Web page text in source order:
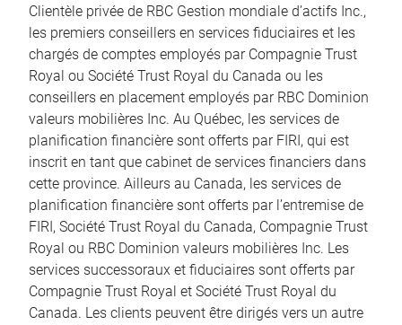
Clientèle privée de RBC Gestion mondiale d’actifs Inc.,
les premiers conseillers en services fiduciaires et les
chargés de comptes employés par Compagnie Trust
Royal ou Société Trust Royal du Canada ou les
conseillers en placement employés par RBC Dominion
valeurs mobilières Inc. Au Québec, les services de
planification financière sont offerts par FIRI, qui est
inscrit en tant que cabinet de services financiers dans
cette province. Ailleurs au Canada, les services de
planification financière sont offerts par l’entremise de
FIRI, Société Trust Royal du Canada, Compagnie Trust
Royal ou RBC Dominion valeurs mobilières Inc. Les
services successoraux et fiduciaires sont offerts par
Compagnie Trust Royal et Société Trust Royal du
Canada. Les clients peuvent être dirigés vers un autre